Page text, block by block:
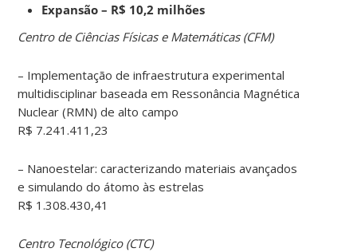
Expansão – R$ 10,2 milhões
Centro de Ciências Físicas e Matemáticas (CFM)
– Implementação de infraestrutura experimental
multidisciplinar baseada em Ressonância Magnética
Nuclear (RMN) de alto campo
R$ 7.241.411,23
– Nanoestelar: caracterizando materiais avançados
e simulando do átomo às estrelas
R$ 1.308.430,41
Centro Tecnológico (CTC)